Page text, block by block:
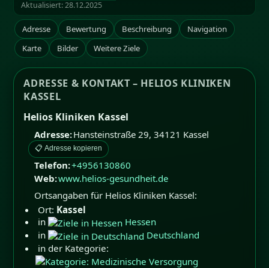
Aktualisiert:28.12.2025
Adresse Bewertung Beschreibung
Navigation
Karte
Bilder Weitere Ziele
ADRESSE & KONTAKT – HELIOS KLINIKEN
KASSEL
Helios Kliniken Kassel
Adresse:Hansteinstraße 29,34121 Kassel
📋 Adresse kopieren
Telefon:+4956130860
Web:www.helios-gesundheit.de
Ortsangaben für Helios Kliniken Kassel:
Ort: Kassel
in
Hessen
in
Deutschland
in der Kategorie: